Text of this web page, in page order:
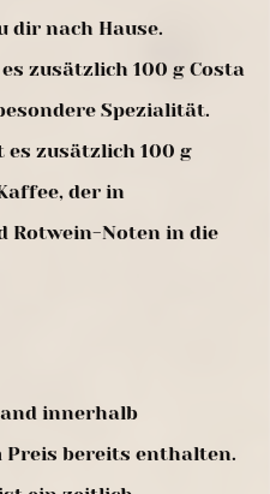
dir nach Hause.
zusätzlich 100 g Costa
Spezialität.
es zusätzlich 100 g
der in
Rotwein-Noten in die
innerhalb
Preis bereits enthalten.